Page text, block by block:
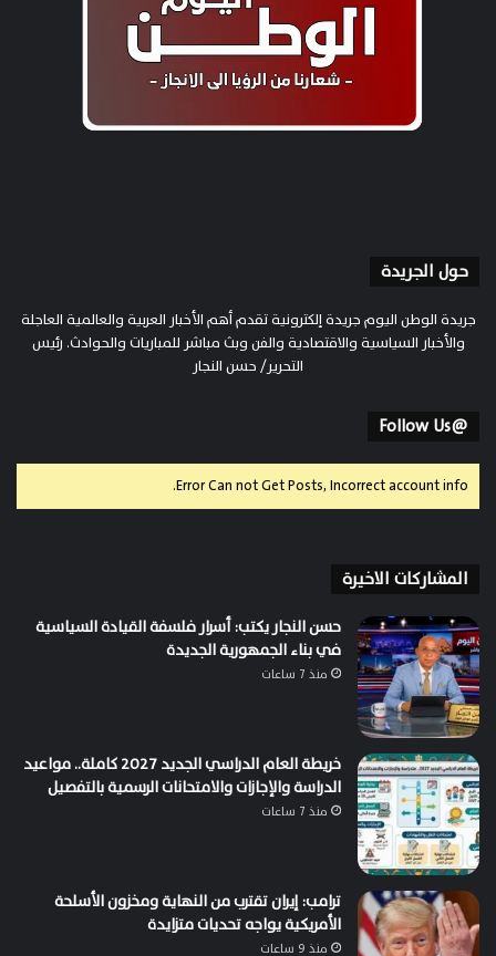
حول الجريدة
جريدة الوطن اليوم جريدة إلكترونية تقدم أهم الأخبار العربية والعالمية العاجلة
والأخبار السياسية والاقتصادية والفن وبث مباشر للمباريات والحوادث. رئيس
التحرير/ حسن النجار
@Follow Us
Error Can not Get Posts, Incorrect account info.
المشاركات الاخيرة
حسن النجار يكتب: أسرار فلسفة القيادة السياسية
في بناء الجمهورية الجديدة
منذ 7 ساعات
خريطة العام الدراسي الجديد 2027 كاملة.. مواعيد
الدراسة والإجازات والامتحانات الرسمية بالتفصيل
منذ 7 ساعات
ترامب: إيران تقترب من النهاية ومخزون الأسلحة
الأمريكية يواجه تحديات متزايدة
منذ 9 ساعات